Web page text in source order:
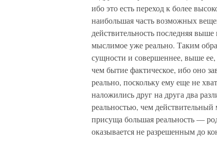
ибо это есть переход к более
наибольшая часть возможных
действительность последняя
мыслимое уже реально. Таким
сущности и совершеннее, выше ее,
чем бытие фактическое, ибо оно
реально, поскольку ему еще не
наложились друг на друга два
реальностью, чем
присуща большая реальность —
оказывается не разрешенным до